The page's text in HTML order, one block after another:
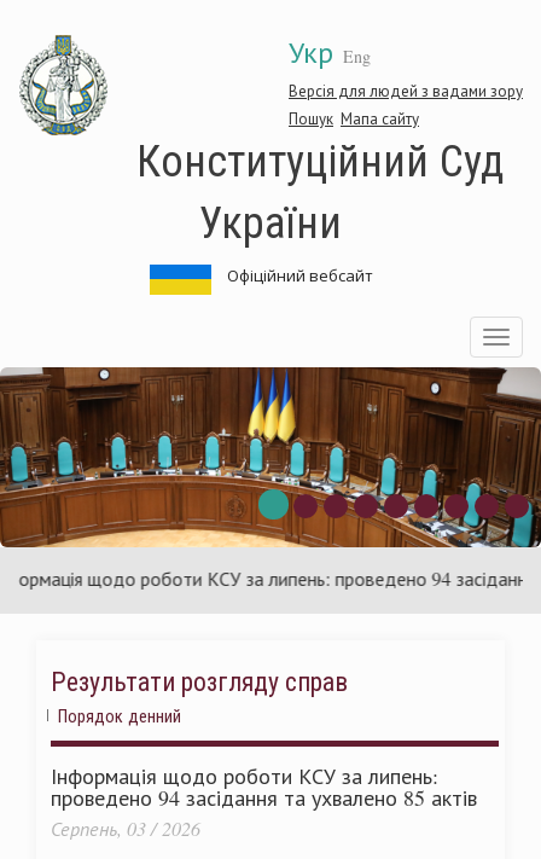
основного
матеріалу
Укр Eng
Версія для людей з вадами зору
Пошук Мапа сайту
Конституційний Суд
України
Офіційний вебсайт
Toggle
Суд
щодо роботи КСУ за липень: проведено 94 засідання та
Результати розгляду справ
Порядок денний
Інформація щодо роботи КСУ за липень:
проведено 94 засідання та ухвалено 85 актів
Серпень, 03 / 2026